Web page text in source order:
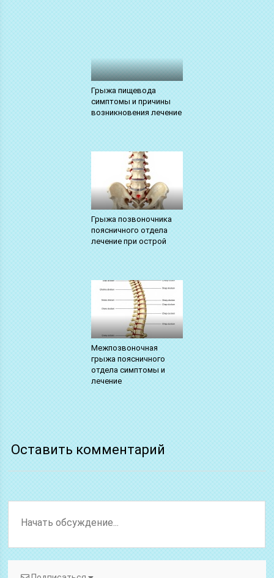
Грыжа пищевода
симптомы и причины
возникновения лечение
Грыжа позвоночника
поясничного отдела
лечение при острой
Межпозвоночная
грыжа поясничного
отдела симптомы и
лечение
Оставить комментарий